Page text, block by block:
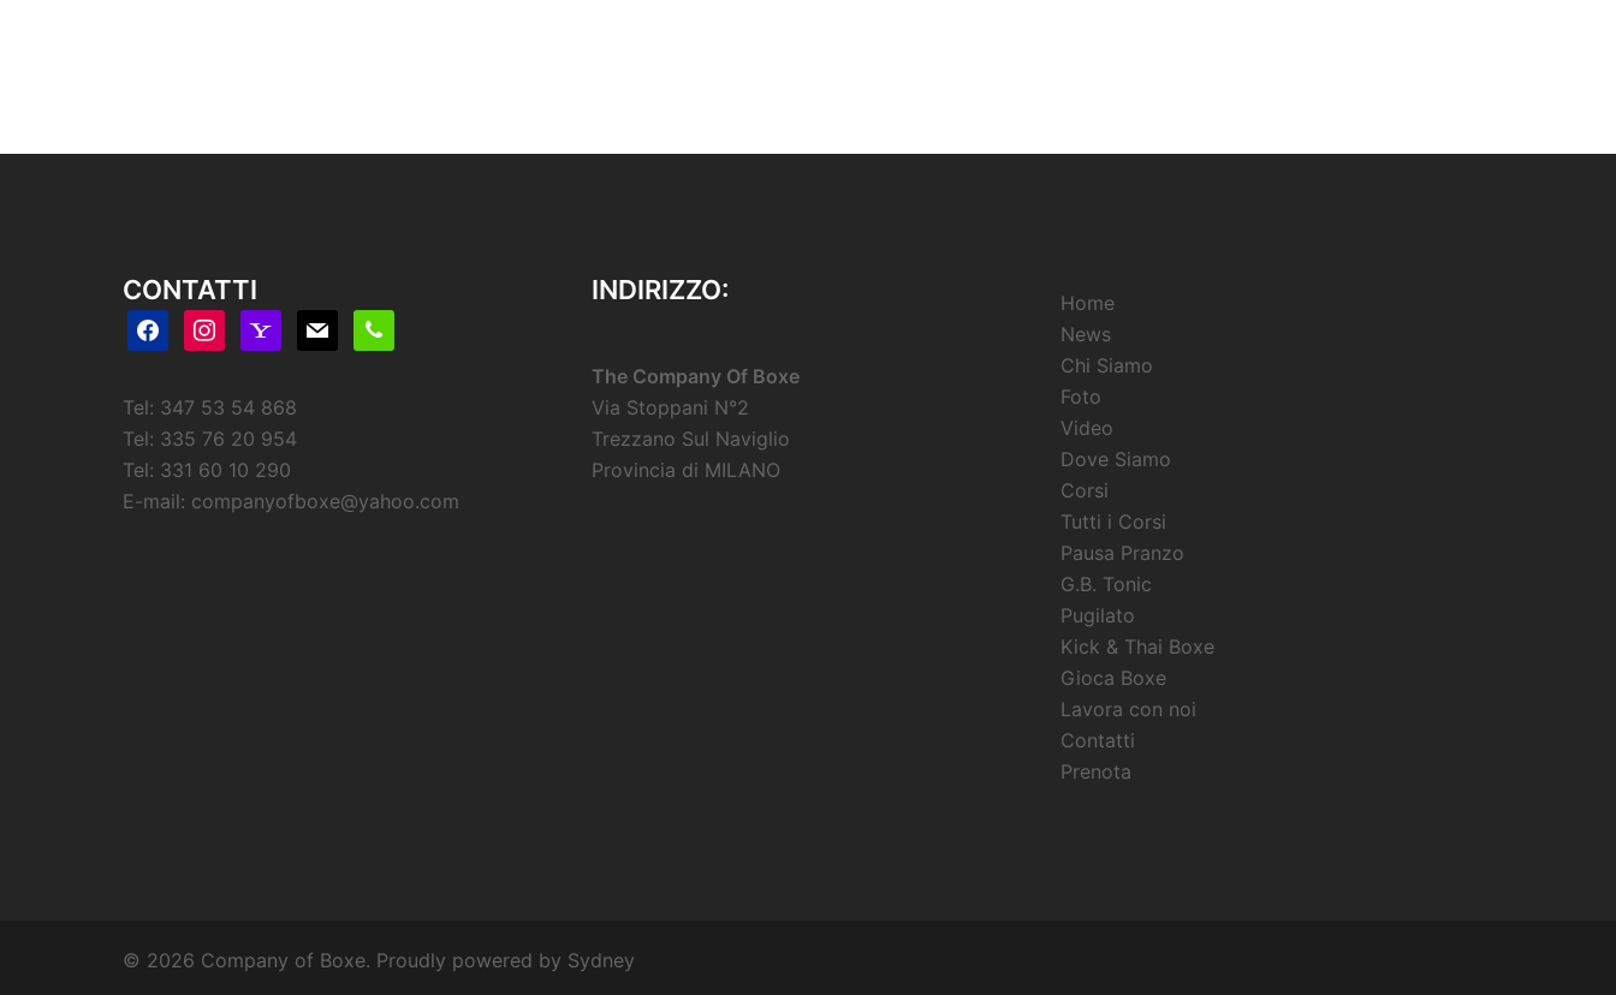
CONTATTI
facebookinstagram
yahoo mail phone
Tel: 347 53 54 868
Tel: 335 76 20 954
Tel: 331 60 10 290
E-mail: companyofboxe@yahoo.com
INDIRIZZO:
The Company Of Boxe
Via Stoppani N°2
Trezzano Sul Naviglio
Provincia di MILANO
Home
News
Chi Siamo
Foto
Video
Dove Siamo
Corsi
Tutti i Corsi
Pausa Pranzo
G.B. Tonic
Pugilato
Kick & Thai Boxe
Gioca Boxe
Lavora con noi
Contatti
Prenota
© 2026 Company of Boxe. Proudly powered by Sydney